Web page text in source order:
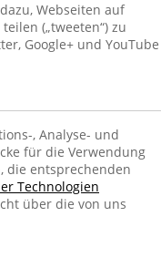
Webseiten auf
(„tweeten“) zu
Google+ und YouTube
, Analyse- und
für die Verwendung
die entsprechenden
Technologien
über die von uns